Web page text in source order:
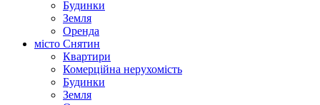
Будинки
Земля
Оренда
місто Снятин
Квартири
Комерційна нерухомість
Будинки
Земля